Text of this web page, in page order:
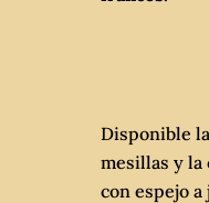
Disponible
mesillas y la
con espejo a